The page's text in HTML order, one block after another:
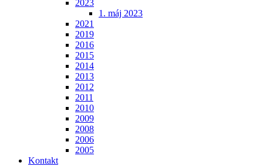
2023
1. máj 2023
2021
2019
2016
2015
2014
2013
2012
2011
2010
2009
2008
2006
2005
Kontakt